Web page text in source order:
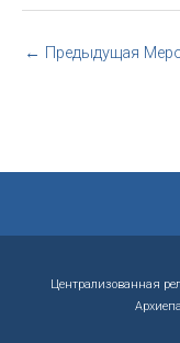
← Предыдущая
Централизованная